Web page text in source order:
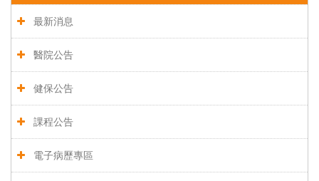
最新消息
醫院公告
健保公告
課程公告
電子病歷專區